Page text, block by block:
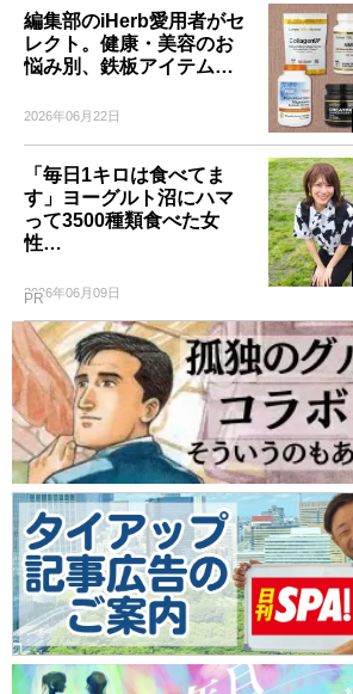
編集部のiHerb愛用者がセ
レクト。健康・美容のお
悩み別、鉄板アイテム…
2026年06月22日
「毎日1キロは食べてま
す」ヨーグルト沼にハマ
って3500種類食べた女
性…
2026年06月09日
PR